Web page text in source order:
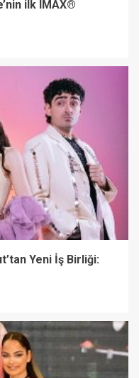
ilk IMAX®
Yeni İş Birliği: